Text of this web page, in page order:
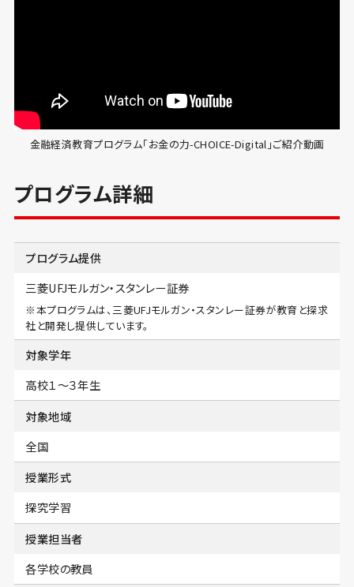
金融経済教育プログラム「お金の力-CHOICE-Digital」ご紹介動画
プログラム詳細
プログラム提供
三菱UFJモルガン・スタンレー証券
※本プログラムは、三菱UFJモルガン・スタンレー証券が教育と探求
社と開発し提供しています。
対象学年
高校１〜３年生
対象地域
全国
授業形式
探究学習
授業担当者
各学校の教員